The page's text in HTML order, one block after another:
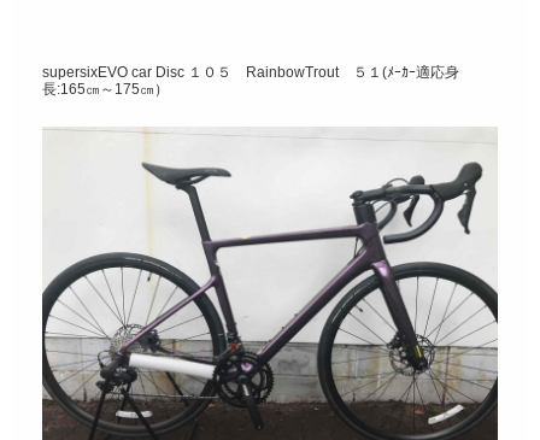
supersixEVO car Disc １０５ RainbowTrout ５１(ﾒｰｶｰ適応身
長:165㎝～175㎝）